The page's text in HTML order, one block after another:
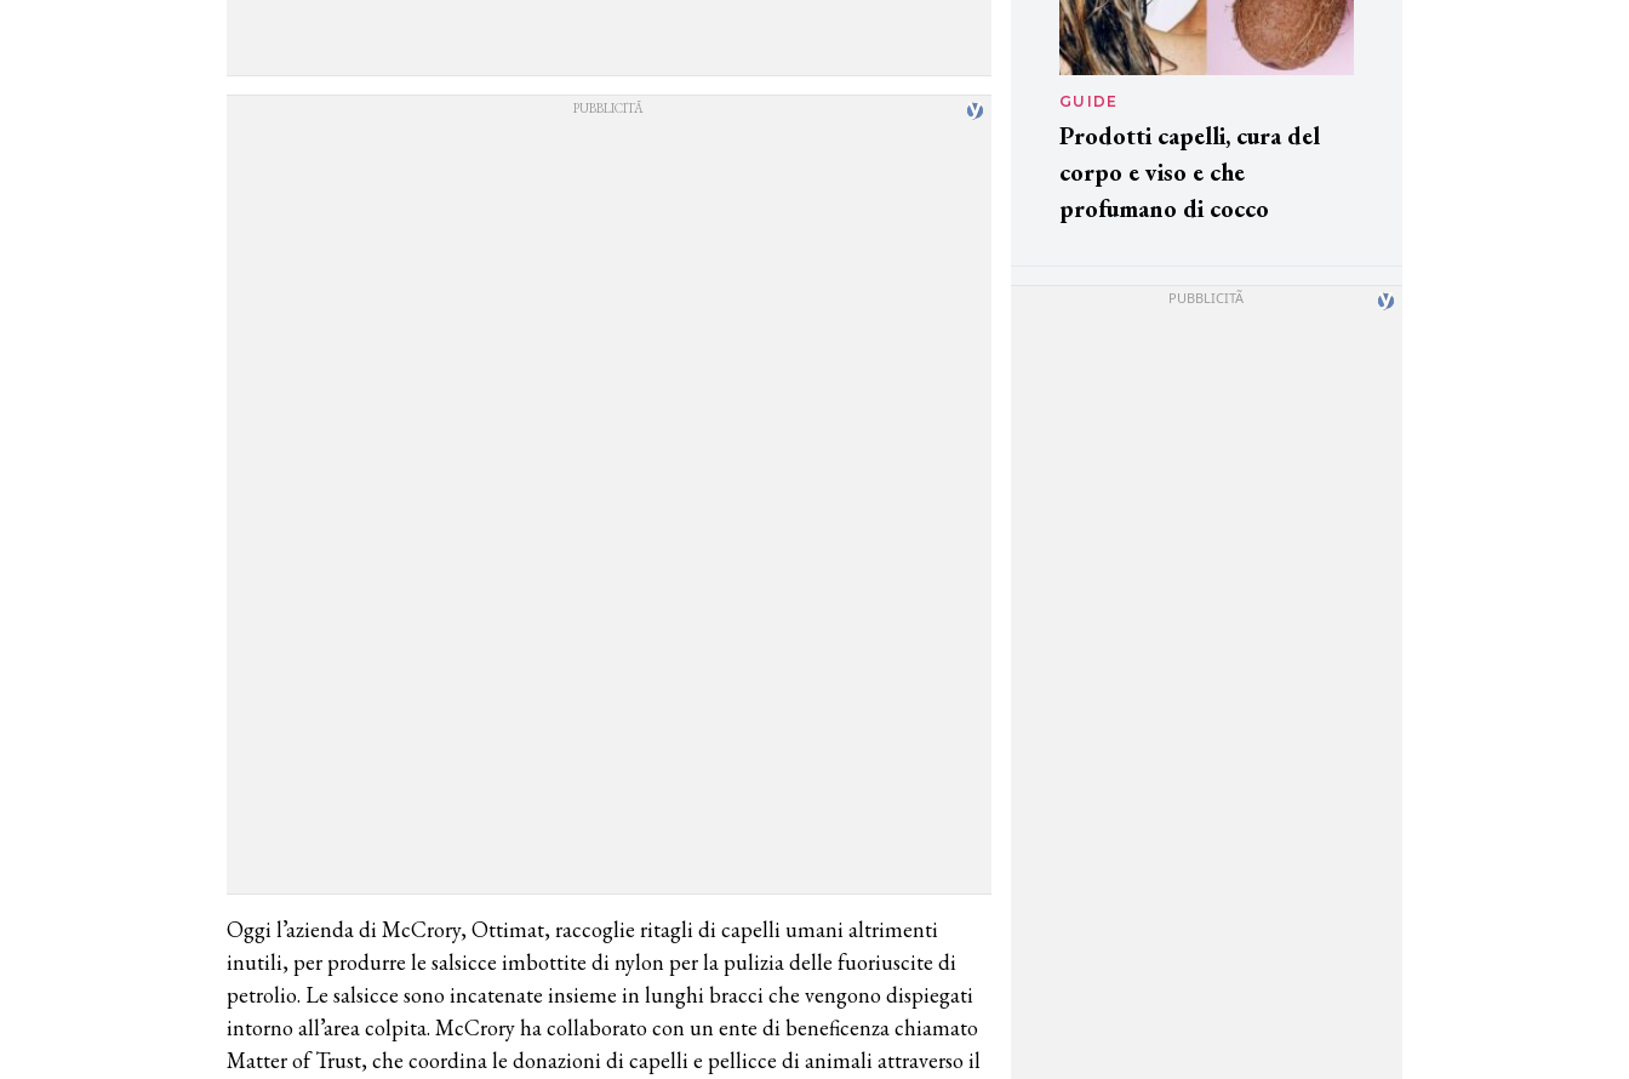
Oggi l’azienda di McCrory, Ottimat, raccoglie ritagli di capelli umani altrimenti
inutili, per produrre le salsicce imbottite di nylon per la pulizia delle fuoriuscite di
petrolio. Le salsicce sono incatenate insieme in lunghi bracci che vengono dispiegati
intorno all’area colpita. McCrory ha collaborato con un ente di beneficenza chiamato
Matter of Trust, che coordina le donazioni di capelli e pellicce di animali attraverso il
GUIDE
Prodotti capelli, cura del
corpo e viso e che
profumano di cocco